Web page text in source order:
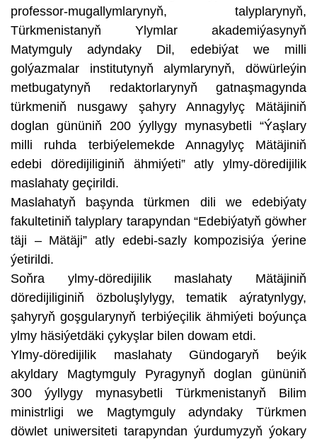
professor-mugallymlarynyň, talyplarynyň,
Türkmenistanyň Ylymlar akademiýasynyň
Matymguly adyndaky Dil, edebiýat we milli
golýazmalar institutynyň alymlarynyň, döwürleýin
metbugatynyň redaktorlarynyň gatnaşmagynda
türkmeniň nusgawy şahyry Annagylyç Mätäjiniň
doglan gününiň 200 ýyllygy mynasybetli “Ýaşlary
milli ruhda terbiýelemekde Annagylyç Mätäjiniň
edebi döredijiliginiň ähmiýeti” atly ylmy-döredijilik
maslahaty geçirildi.
Maslahatyň başynda türkmen dili we edebiýaty
fakultetiniň talyplary tarapyndan “Edebiýatyň göwher
täji – Mätäji” atly edebi-sazly kompozisiýa ýerine
ýetirildi.
Soňra ylmy-döredijilik maslahaty Mätäjiniň
döredijiliginiň özboluşlylygy, tematik aýratynlygy,
şahyryň goşgularynyň terbiýeçilik ähmiýeti boýunça
ylmy häsiýetdäki çykyşlar bilen dowam etdi.
Ylmy-döredijilik maslahaty Gündogaryň beýik
akyldary Magtymguly Pyragynyň doglan gününiň
300 ýyllygy mynasybetli Türkmenistanyň Bilim
ministrligi we Magtymguly adyndaky Türkmen
döwlet uniwersiteti tarapyndan ýurdumyzyň ýokary